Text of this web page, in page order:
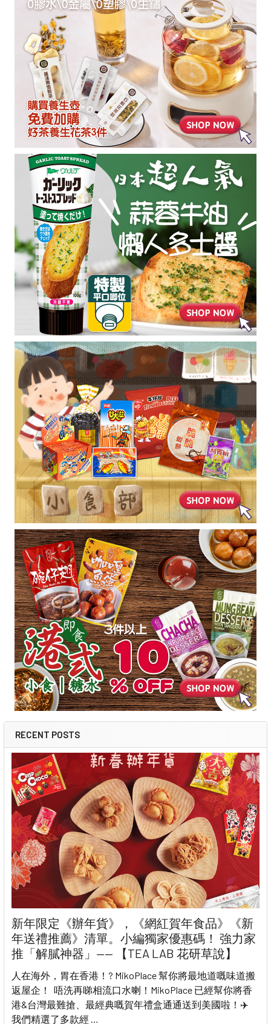
RECENT POSTS
新年限定《辦年貨》，《網紅賀年食品》《新
年送禮推薦》清單。小編獨家優惠碼！ 強力家
推「解膩神器」—— 【TEA LAB 花研草說】
人在海外，胃在香港！? MikoPlace 幫你將最地道嘅味道搬
返屋企！ 唔洗再睇相流口水喇！MikoPlace 已經幫你將香
港&台灣最難搶、最經典嘅賀年禮盒通通送到美國啦！✈️
我們精選了多款經 …